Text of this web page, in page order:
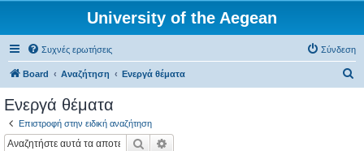
University of the Aegean
Συχνές ερωτήσεις Σύνδεση
Board Αναζήτηση Ενεργά θέματα
Ενεργά θέματα
Επιστροφή στην ειδική αναζήτηση
Αναζήτηση